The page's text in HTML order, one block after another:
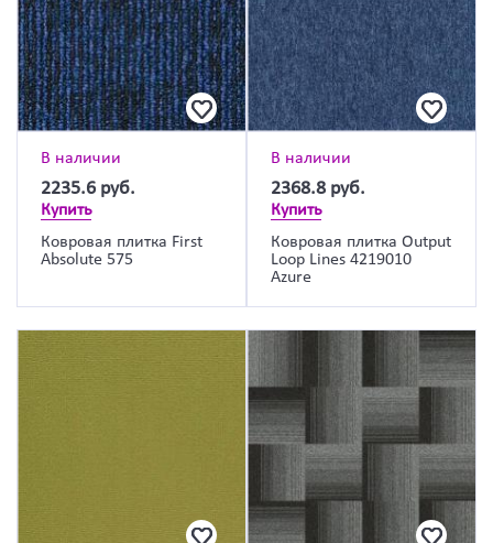
В наличии
2235.6 руб.
Купить
Ковровая плитка First
Absolute 575
В наличии
2368.8 руб.
Купить
Ковровая плитка Output
Loop Lines 4219010
Azure